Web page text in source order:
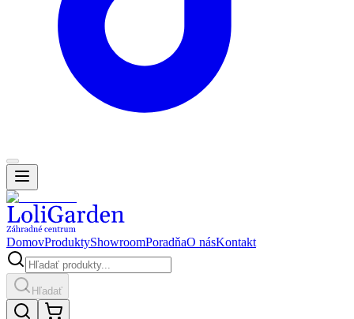
DomovProduktyShowroomPoradňaO násKontakt
Hľadať